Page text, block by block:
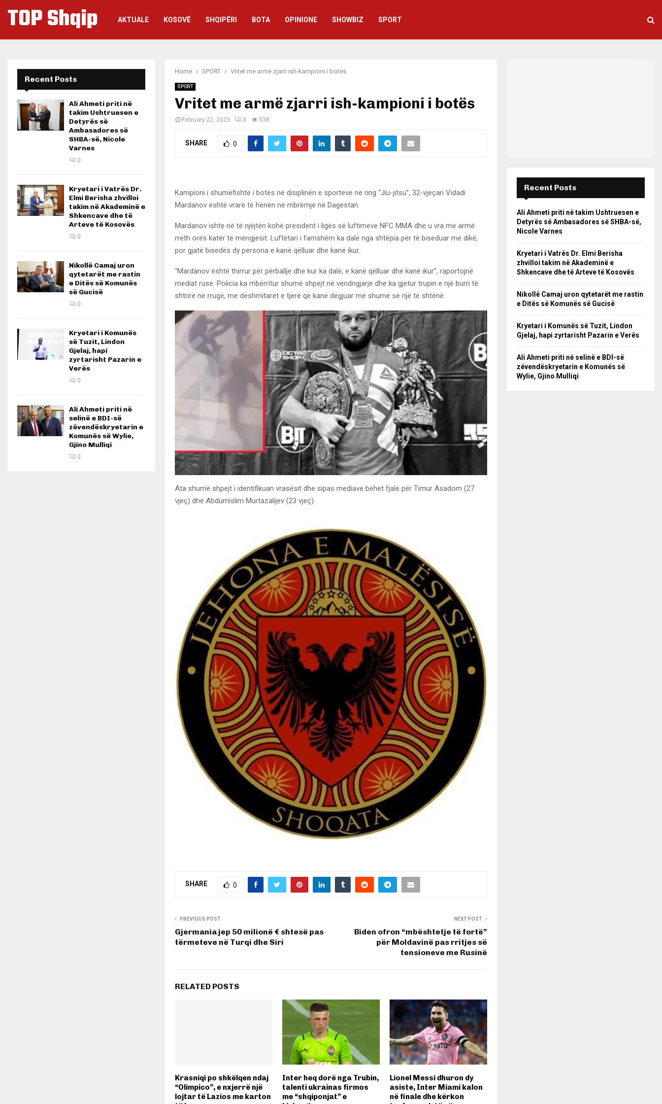
TOP Shqip AKTUALE KOSOVË SHQIPËRI BOTA OPINIONE SHOWBIZ SPORT
Home SPORT Vritet me armë zjarri ish-kampioni i botës
SPORT
Vritet me armë zjarri ish-kampioni i botës
February 22, 2023 0 538
SHARE 0
Kampioni i shumëfishtë i botës në disiplinën e sporteve në ring “Jiu-jitsu”, 32-vjeçari Vidadi
Mardanov është vrarë të hënën në mbrëmje në Dagestan.
Mardanov ishte në të njëjtën kohë president i ligës së luftimeve NFC MMA dhe u vra me armë
rreth orës katër të mëngjesit. Luftëtari i famshëm ka dalë nga shtëpia për të biseduar me dikë,
por gjatë bisedës dy persona e kanë qëlluar dhe kanë ikur.
“Mardanov është thirrur për përballje dhe kur ka dalë, e kanë qëlluar dhe kanë ikur”, raportojnë
mediat ruse. Policia ka mbërritur shumë shpejt në vendngjarje dhe ka gjetur trupin e një burri të
shtrirë në rrugë, me dëshmitarët e tjerë që kanë dëgjuar më shumë se një të shtënë.
Ata shumë shpejt i identifikuan vrasësit dhe sipas mediave bëhet fjalë për Timur Asadom (27
vjeç) dhe Abdumislim Murtazalijev (23 vjeç).
SHARE 0
PREVIOUS POST
Gjermania jep 50 milionë € shtesë pas
tërmeteve në Turqi dhe Siri
NEXT POST
Biden ofron “mbështetje të fortë”
për Moldavinë pas rritjes së
tensioneve me Rusinë
RELATED POSTS
Krasniqi po shkëlqen ndaj
“Olimpico”, e nxjerrë një
lojtar të Lazios me karton
Inter heq dorë nga Trubin,
talenti ukrainas firmos
me “shqiponjat” e
Lionel Messi dhuron dy
asiste, Inter Miami kalon
në finale dhe kërkon
Recent Posts
Ali Ahmeti priti në
takim Ushtruesen e
Detyrës së
Ambasadores së
SHBA-së, Nicole
Varnes
0
Kryetari i Vatrës Dr.
Elmi Berisha zhvilloi
takim në Akademinë e
Shkencave dhe të
Arteve të Kosovës
0
Nikollë Camaj uron
qytetarët me rastin
e Ditës së Komunës
së Gucisë
0
Kryetari i Komunës
së Tuzit, Lindon
Gjelaj, hapi
zyrtarisht Pazarin e
Verës
0
Ali Ahmeti priti në
selinë e BDI-së
zëvendëskryetarin e
Komunës së Wylie,
Gjino Mulliqi
0
Recent Posts
Ali Ahmeti priti në takim Ushtruesen e
Detyrës së Ambasadores së SHBA-së,
Nicole Varnes
Kryetari i Vatrës Dr. Elmi Berisha
zhvilloi takim në Akademinë e
Shkencave dhe të Arteve të Kosovës
Nikollë Camaj uron qytetarët me rastin
e Ditës së Komunës së Gucisë
Kryetari i Komunës së Tuzit, Lindon
Gjelaj, hapi zyrtarisht Pazarin e Verës
Ali Ahmeti priti në selinë e BDI-së
zëvendëskryetarin e Komunës së
Wylie, Gjino Mulliqi